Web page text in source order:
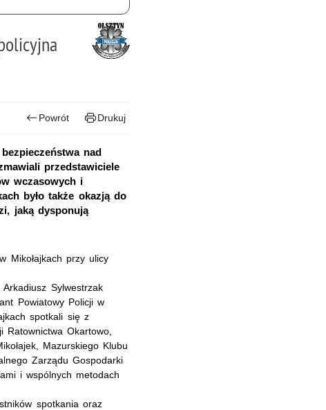
Powrót Drukuj
nad
przedstawiciele
wczasowych i
było także okazją do
jaką dysponują
Mikołajkach przy ulicy
Sylwestrzak
Powiatowy Policji w
spotkali się z
Ratownictwa Okartowo,
Mazurskiego Klubu
Zarządu Gospodarki
i wspólnych metodach
spotkania oraz